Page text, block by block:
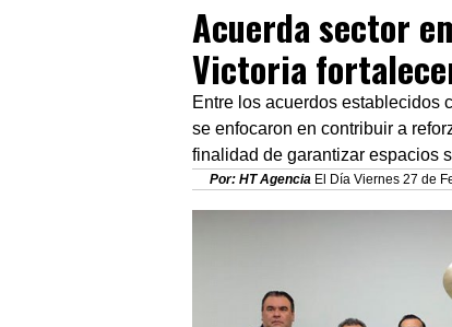
Acuerda sector
Victoria
Entre los acuerdos establecidos
se enfocaron en contribuir a
finalidad de garantizar espacios
Por: HT Agencia El Día Viernes 27 de